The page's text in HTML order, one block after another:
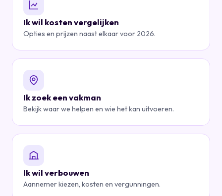
Ik wil kosten vergelijken
Opties en prijzen naast elkaar voor 2026.
Ik zoek een vakman
Bekijk waar we helpen en wie het kan uitvoeren.
Ik wil verbouwen
Aannemer kiezen, kosten en vergunningen.